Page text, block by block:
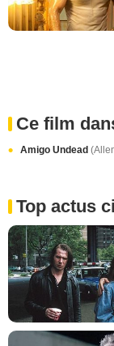
Ce film
Amigo Undead
Top actus